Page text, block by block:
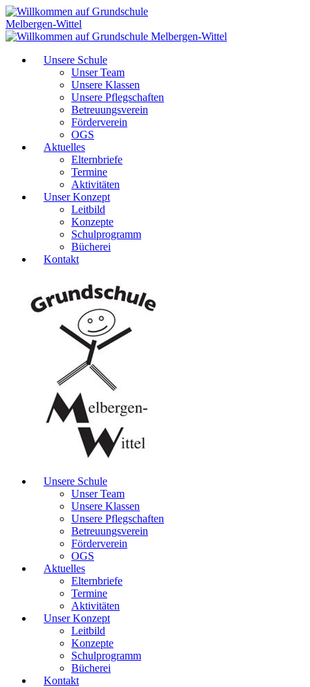
Unsere Schule
Unser Team
Unsere Klassen
Unsere Pflegschaften
Betreuungsverein
Förderverein
OGS
Aktuelles
Elternbriefe
Termine
Aktivitäten
Unser Konzept
Leitbild
Konzepte
Schulprogramm
Bücherei
Kontakt
Unsere Schule
Unser Team
Unsere Klassen
Unsere Pflegschaften
Betreuungsverein
Förderverein
OGS
Aktuelles
Elternbriefe
Termine
Aktivitäten
Unser Konzept
Leitbild
Konzepte
Schulprogramm
Bücherei
Kontakt